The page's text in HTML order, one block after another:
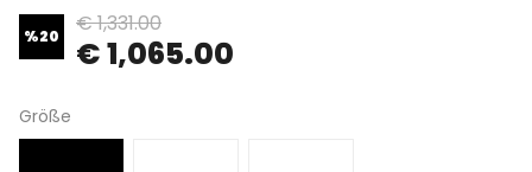
%20 € 1,331.00
€ 1,065.00
Größe